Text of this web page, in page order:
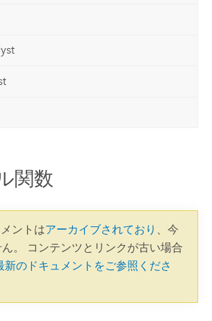
関数
ントはアーカイブされており
、今
。 コンテンツとリンクが古い場合
新のドキュメントをご参照くださ